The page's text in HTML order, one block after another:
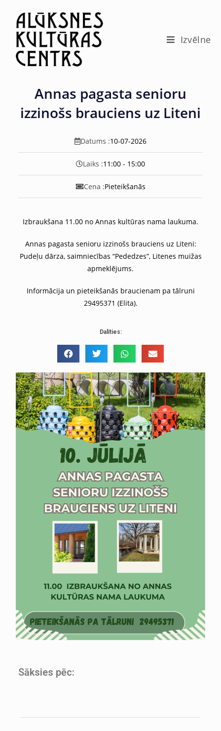
Izvēlne
Annas pagasta senioru
izzinošs brauciens uz Liteni
Datums :10-07-2026
Laiks :11:00 - 15:00
Cena :Pieteikšanās
Izbraukšana 11.00 no Annas kultūras nama laukuma.
Annas pagasta senioru izzinošs brauciens uz Liteni:
Pudeļu dārza, saimniecības “Pededzes”, Litenes muižas
apmeklējums.
Informācija un pieteikšanās braucienam pa tālruni
29495371 (Elita).
Dalīties:
Sāksies pēc: